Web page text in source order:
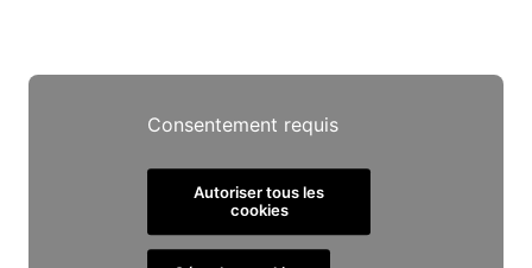
Consentement requis
Autoriser tous les
cookies